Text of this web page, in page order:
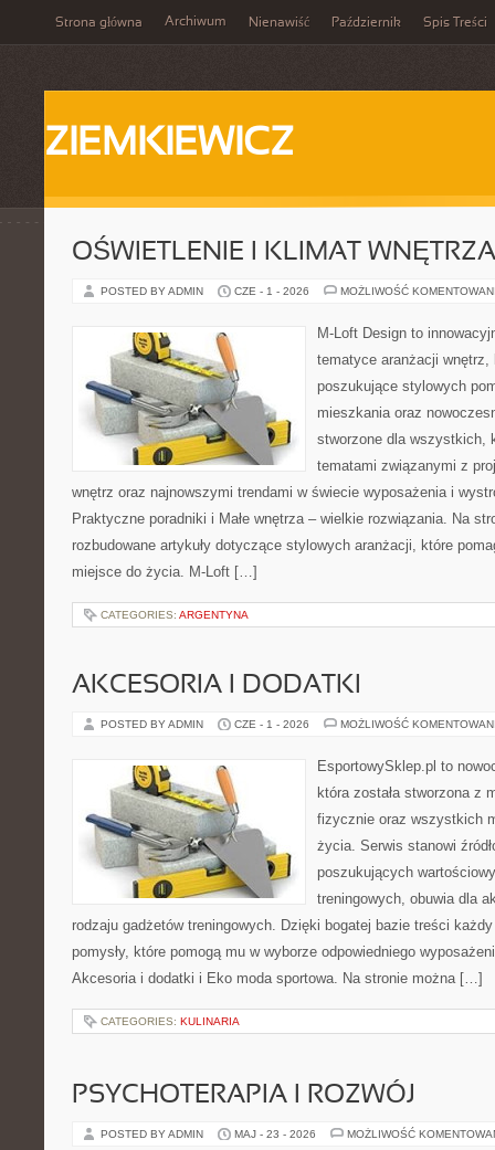
Strona główna Archiwum Nienawiść Październik Spis Treści
ZIEMKIEWICZ
OŚWIETLENIE I KLIMAT WNĘTRZA
POSTED BY ADMIN CZE - 1 - 2026 MOŻLIWOŚĆ
M-Loft Design to
tematyce aranżacji
poszukujące stylowych
mieszkania oraz
stworzone dla wszystkich,
tematami związanymi z
wnętrz oraz najnowszymi trendami w świecie wyposażenia i
Praktyczne poradniki i Małe wnętrza – wielkie rozwiązania. Na
rozbudowane artykuły dotyczące stylowych aranżacji, które
miejsce do życia. M-Loft […]
CATEGORIES: ARGENTYNA
AKCESORIA I DODATKI
POSTED BY ADMIN CZE - 1 - 2026 MOŻLIWOŚĆ
EsportowySklep.pl to
która została stworzona z
fizycznie oraz wszystkich
życia. Serwis stanowi
poszukujących
treningowych, obuwia dla
rodzaju gadżetów treningowych. Dzięki bogatej bazie treści
pomysły, które pomogą mu w wyborze odpowiedniego
Akcesoria i dodatki i Eko moda sportowa. Na stronie można […]
CATEGORIES: KULINARIA
PSYCHOTERAPIA I ROZWÓJ
POSTED BY ADMIN MAJ - 23 - 2026 MOŻLIWOŚĆ